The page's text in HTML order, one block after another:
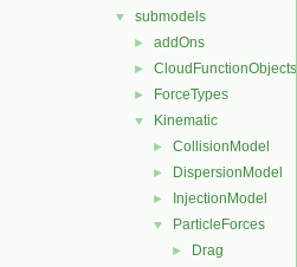
▼ submodels
► addOns
► CloudFunctionObjects
► ForceTypes
▼ Kinematic
► CollisionModel
► DispersionModel
► InjectionModel
▼ ParticleForces
► Drag